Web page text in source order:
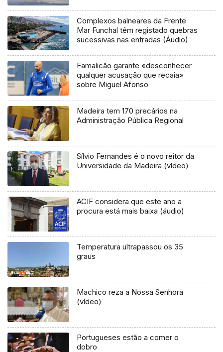
Complexos balneares da Frente
Mar Funchal têm registado quebras
sucessivas nas entradas (Áudio)
Famalicão garante «desconhecer
qualquer acusação que recaia»
sobre Miguel Afonso
Madeira tem 170 precários na
Administração Pública Regional
Sílvio Fernandes é o novo reitor da
Universidade da Madeira (vídeo)
ACIF considera que este ano a
procura está mais baixa (áudio)
Temperatura ultrapassou os 35
graus
Machico reza a Nossa Senhora
(vídeo)
Portugueses estão a comer o
dobro